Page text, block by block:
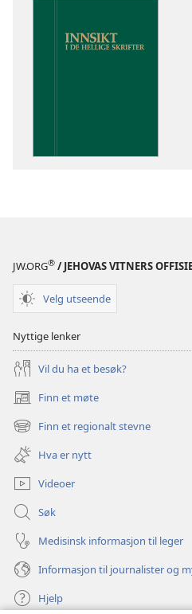
JW.ORG® / JEHOVAS VITNERS
Velg utseende
Nyttige lenker
Vil du ha et besøk?
Finn et møte
(åpner
nytt
vindu)
Finn et regionalt stevne
(åpner
nytt
vindu)
Hva er nytt
Videoer
Søk
Medisinsk informasjon til leger
Informasjon til journalister og
Hjelp